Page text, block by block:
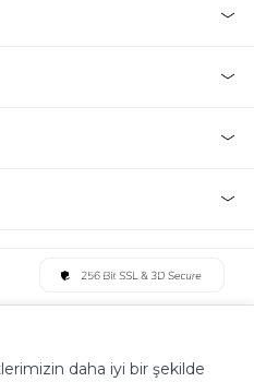
daha iyi bir şekilde